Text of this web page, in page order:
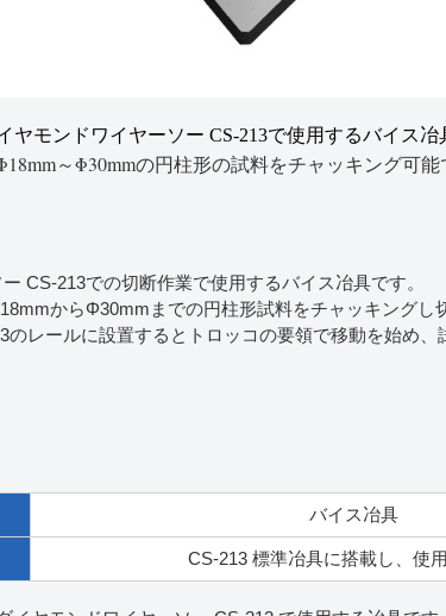
ヤモンドワイヤーソー CS-213で使用するバイス冶
～Φ30mmの円柱形の試料をチャッキング可能
CS-213での切断作業で使用するバイス冶具です。
からΦ30mmまでの円柱形試料をチャッキングし
のレールに設置するとトロッコの要領で移動を始め、
バイス冶具
CS-213 標準冶具に搭載し、使用